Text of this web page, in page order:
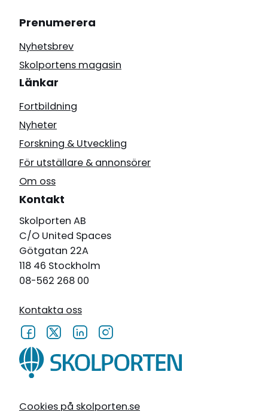
Cookies på skolporten.se
Prenumerera
Nyhetsbrev
Skolportens magasin
Länkar
Fortbildning
Nyheter
Forskning & Utveckling
För utställare & annonsörer
Om oss
Kontakt
Skolporten AB
C/O United Spaces
Götgatan 22A
118 46 Stockholm
08-562 268 00
Kontakta oss